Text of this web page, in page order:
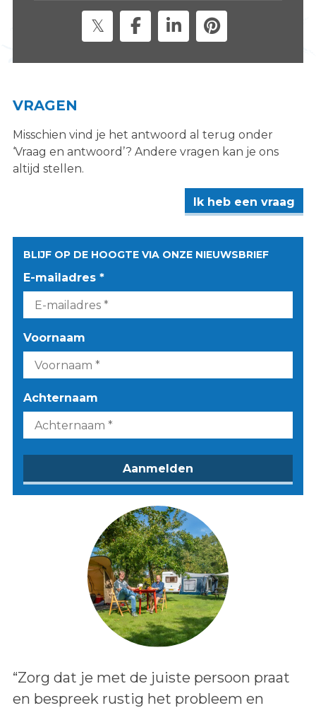
e
VRAGEN
Misschien vind je het antwoord al terug onder
‘Vraag en antwoord’? Andere vragen kan je ons
altijd stellen.
Ik heb een vraag
BLIJF OP DE HOOGTE VIA ONZE NIEUWSBRIEF
E-mailadres *
Voornaam
Achternaam
Lees het bericht:
“Zorg dat je met de juiste persoon praat
en bespreek rustig het probleem en